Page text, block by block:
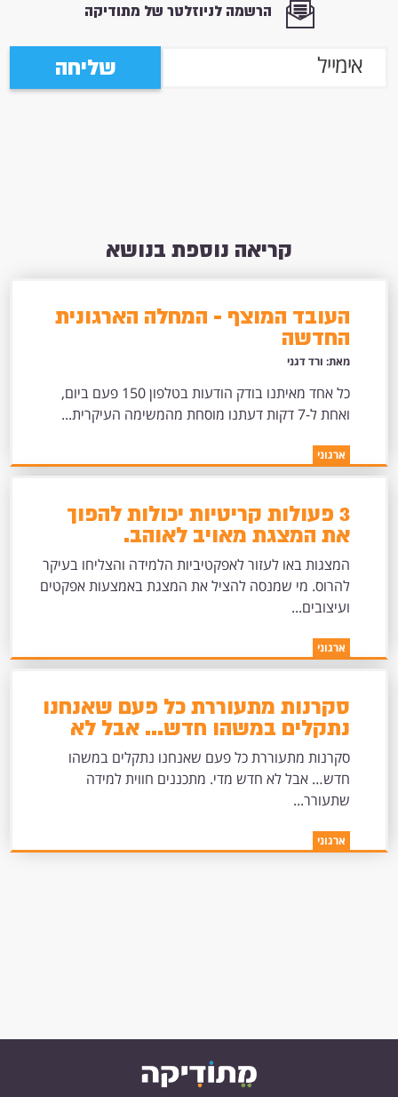
הרשמה לניוזלטר של מתודיקה
שליחה
קריאה נוספת בנושא
העובד המוצף - המחלה הארגונית
החדשה
מאת: ורד דגני
כל אחד מאיתנו בודק הודעות בטלפון 150 פעם ביום,
ואחת ל-7 דקות דעתנו מוסחת מהמשימה העיקרית...
ארגוני
3 פעולות קריטיות יכולות להפוך
את המצגת מאויב לאוהב.
המצגות באו לעזור לאפקטיביות הלמידה והצליחו בעיקר
להרוס. מי שמנסה להציל את המצגת באמצעות אפקטים
ועיצובים...
ארגוני
סקרנות מתעוררת כל פעם שאנחנו
נתקלים במשהו חדש... אבל לא
חדש מדי.
סקרנות מתעוררת כל פעם שאנחנו נתקלים במשהו
חדש… אבל לא חדש מדי. מתכננים חווית למידה
שתעורר...
ארגוני